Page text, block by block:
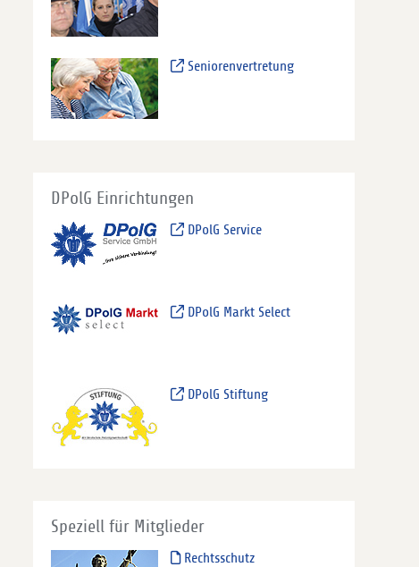
Seniorenvertretung
DPolG Einrichtungen
DPolG Service
DPolG Markt Select
DPolG Stiftung
Speziell für Mitglieder
Rechtsschutz